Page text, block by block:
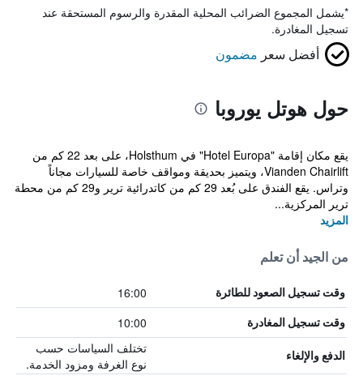
*يشمل المجموع الضرائب المحلية المقدرة والرسوم المستحقة عند
تسجيل المغادرة.
أفضل سعر مضمون
حول هوتل يوروبا
يقع مكان إقامة "Hotel Europa" في Holsthum، على بعد 22 كم من
Vianden Chairlift، ويتميز بحديقة ومواقف خاصة للسيارات مجاناً
وتراس. يقع الفندق على بُعد 29 كم من كاتدرائية ترير و29 كم من محطة
ترير المركزية...
المزيد
من الجيد أن تعلم
وقت تسجيل الصعود للطائرة 16:00
وقت تسجيل المغادرة 10:00
الدفع والإلغاء
تختلف السياسات حسب
نوع الغرفة ومزود الخدمة.